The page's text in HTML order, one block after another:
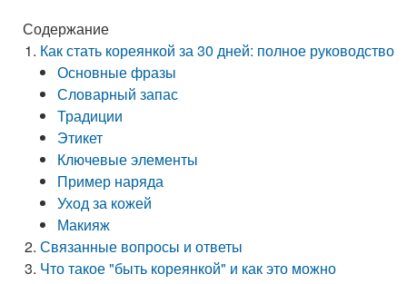
Содержание
Как стать кореянкой за 30 дней: полное руководство
Основные фразы
Словарный запас
Традиции
Этикет
Ключевые элементы
Пример наряда
Уход за кожей
Макияж
Связанные вопросы и ответы
Что такое "быть кореянкой" и как это можно